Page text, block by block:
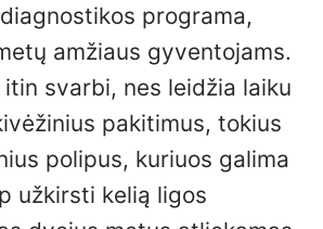
programa,
amžiaus gyventojams.
svarbi, nes leidžia laiku
pakitimus, tokius
polipus, kuriuos galima
užkirsti kelią ligos